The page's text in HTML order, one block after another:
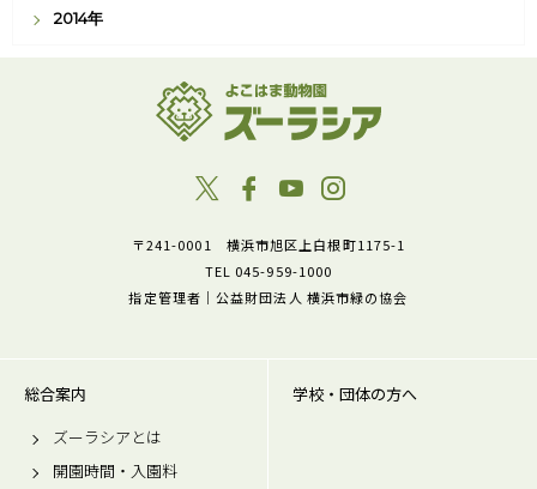
2014年
〒241-0001 横浜市旭区上白根町1175-1
TEL 045-959-1000
指定管理者｜公益財団法人 横浜市緑の協会
総合案内
ズーラシアとは
開園時間・入園料
学校・団体の方へ